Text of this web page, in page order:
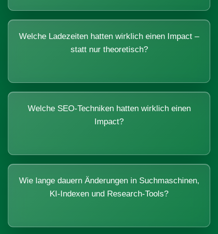
Welche Ladezeiten hatten wirklich einen Impact –
statt nur theoretisch?
Welche SEO-Techniken hatten wirklich einen
Impact?
Wie lange dauern Änderungen in Suchmaschinen,
KI-Indexen und Research-Tools?